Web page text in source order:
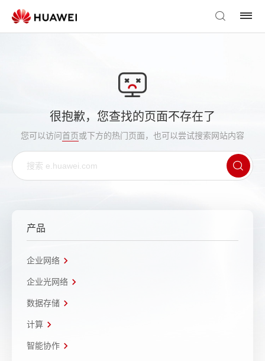
很抱歉，您查找的页面不存在了
您可以访问首页或下方的热门页面，也可以尝试搜索网站内容
产品
企业网络
企业光网络
数据存储
计算
智能协作